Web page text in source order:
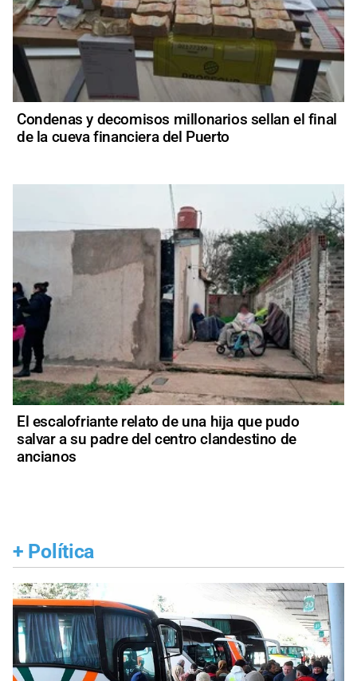
Condenas y decomisos millonarios sellan el final
de la cueva financiera del Puerto
El escalofriante relato de una hija que pudo
salvar a su padre del centro clandestino de
ancianos
+ Política